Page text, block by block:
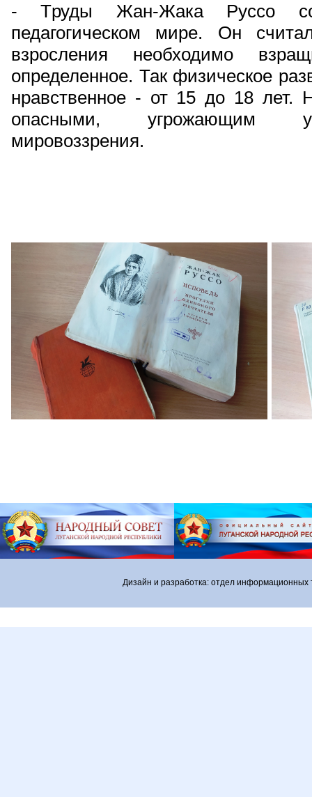
- Труды Жан-Жака Руссо
педагогическом мире. Он
взросления необходимо
определенное. Так физическое
нравственное - от 15 до 18 лет.
опасными, угрожающим
мировоззрения.
Дизайн и разработка: отдел информационных